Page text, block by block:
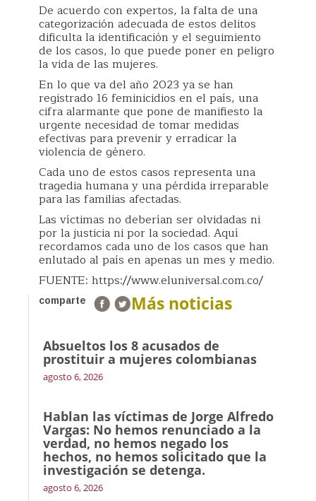
De acuerdo con expertos, la falta de una
categorización adecuada de estos delitos
dificulta la identificación y el seguimiento
de los casos, lo que puede poner en peligro
la vida de las mujeres.
En lo que va del año 2023 ya se han
registrado 16 feminicidios en el país, una
cifra alarmante que pone de manifiesto la
urgente necesidad de tomar medidas
efectivas para prevenir y erradicar la
violencia de género.
Cada uno de estos casos representa una
tragedia humana y una pérdida irreparable
para las familias afectadas.
Las víctimas no deberían ser olvidadas ni
por la justicia ni por la sociedad. Aquí
recordamos cada uno de los casos que han
enlutado al país en apenas un mes y medio.
FUENTE: https://www.eluniversal.com.co/
comparte Más noticias
Absueltos los 8 acusados de
prostituir a mujeres colombianas
agosto 6, 2026
Hablan las víctimas de Jorge Alfredo
Vargas: No hemos renunciado a la
verdad, no hemos negado los
hechos, no hemos solicitado que la
investigación se detenga.
agosto 6, 2026